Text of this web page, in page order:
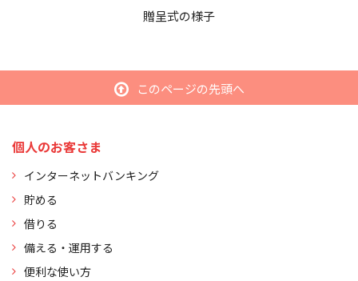
贈呈式の様子
このページの先頭へ
個人のお客さま
インターネットバンキング
貯める
借りる
備える・運用する
便利な使い方